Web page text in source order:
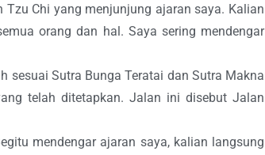
Chi yang menjunjung ajaran saya. Kalian
orang dan hal. Saya sering mendengar
sesuai Sutra Bunga Teratai dan Sutra Makna
telah ditetapkan. Jalan ini disebut Jalan
mendengar ajaran saya, kalian langsung